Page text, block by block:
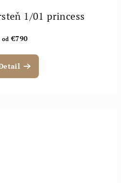
1/01 princess
od €790